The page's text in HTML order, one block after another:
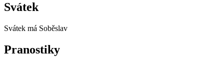
Svátek
Svátek má Soběslav
Pranostiky